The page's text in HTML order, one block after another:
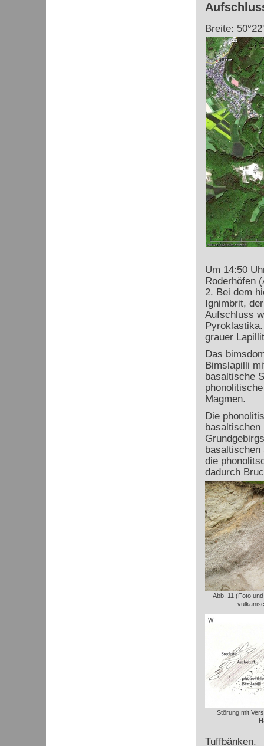
Breite:
Um 14:50
Roderhöfen
2. Bei dem
Ignimbrit,
Aufschluss
grauer
Das
Bimslapilli
basaltische
Magmen.
Die
basaltischen
die
dadurch
Abb. 11 (Foto
Störung mit
Tuffbänken.